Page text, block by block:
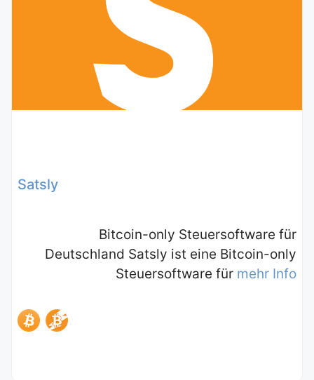
Satsly
Bitcoin-only Steuersoftware für
Deutschland Satsly ist eine Bitcoin-only
Steuersoftware für mehr Info